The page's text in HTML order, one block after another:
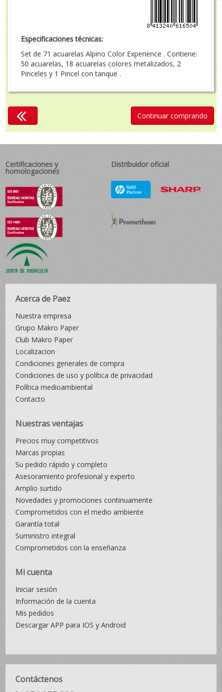
Especificaciones técnicas:
Set de 71 acuarelas Alpino Color Experience . Contiene:
50 acuarelas, 18 acuarelas colores metalizados, 2
Pinceles y 1 Pincel con tanque .
Continuar comprando
Certificaciones y
homologaciones
Distribuidor oficial
Acerca de Paez
Nuestra empresa
Grupo Makro Paper
Club Makro Paper
Localizacion
Condiciones generales de compra
Condiciones de uso y política de privacidad
Política medioambiental
Contacto
Nuestras ventajas
Precios muy competitivos
Marcas propias
Su pedido rápido y completo
Asesoramiento profesional y experto
Amplio surtido
Novedades y promociones continuamente
Comprometidos con el medio ambiente
Garantía total
Suministro integral
Comprometidos con la enseñanza
Mi cuenta
Iniciar sesión
Información de la cuenta
Mis pedidos
Descargar APP para IOS y Android
Contáctenos